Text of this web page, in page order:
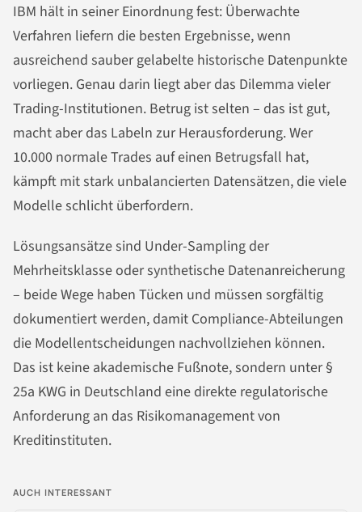
IBM hält in seiner Einordnung fest: Überwachte
Verfahren liefern die besten Ergebnisse, wenn
ausreichend sauber gelabelte historische Datenpunkte
vorliegen. Genau darin liegt aber das Dilemma vieler
Trading-Institutionen. Betrug ist selten – das ist gut,
macht aber das Labeln zur Herausforderung. Wer
10.000 normale Trades auf einen Betrugsfall hat,
kämpft mit stark unbalancierten Datensätzen, die viele
Modelle schlicht überfordern.
Lösungsansätze sind Under-Sampling der
Mehrheitsklasse oder synthetische Datenanreicherung
– beide Wege haben Tücken und müssen sorgfältig
dokumentiert werden, damit Compliance-Abteilungen
die Modellentscheidungen nachvollziehen können.
Das ist keine akademische Fußnote, sondern unter §
25a KWG in Deutschland eine direkte regulatorische
Anforderung an das Risikomanagement von
Kreditinstituten.
AUCH INTERESSANT